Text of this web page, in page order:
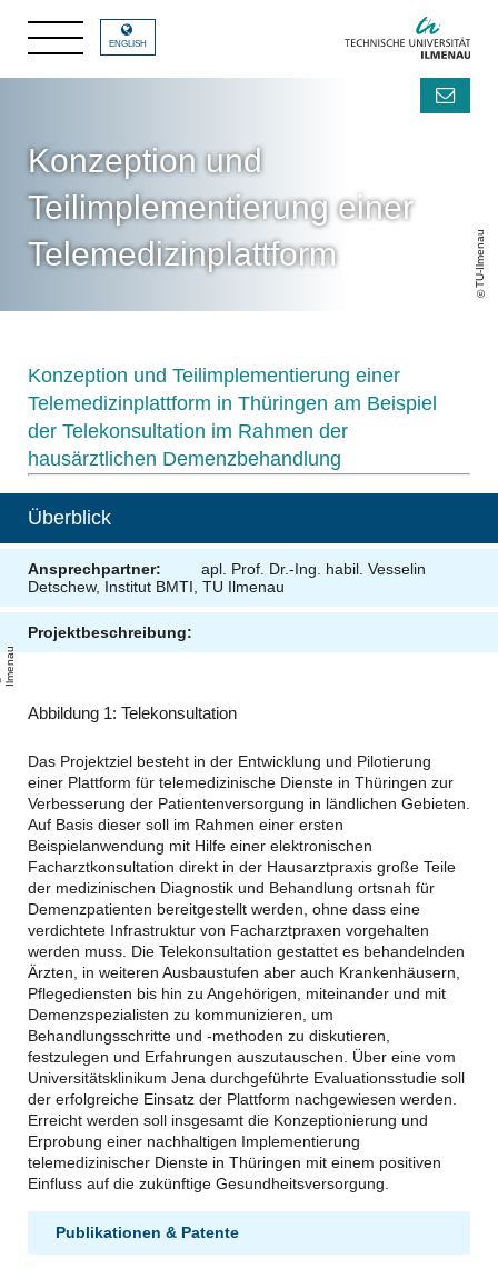
TU-Ilmenau
ENGLISH
Konzeption und
Teilimplementierung einer
Telemedizinplattform
Konzeption und Teilimplementierung einer
Telemedizinplattform in Thüringen am Beispiel
der Telekonsultation im Rahmen der
hausärztlichen Demenzbehandlung
Überblick
Ansprechpartner:
apl. Prof. Dr.-Ing. habil. Vesselin
Detschew, Institut BMTI, TU Ilmenau
Projektbeschreibung:
u
Abbildung 1: Telekonsultation
Das Projektziel besteht in der Entwicklung und Pilotierung
einer Plattform für telemedizinische Dienste in Thüringen zur
Verbesserung der Patientenversorgung in ländlichen Gebieten.
Auf Basis dieser soll im Rahmen einer ersten
Beispielanwendung mit Hilfe einer elektronischen
Facharztkonsultation direkt in der Hausarztpraxis große Teile
der medizinischen Diagnostik und Behandlung ortsnah für
Demenzpatienten bereitgestellt werden, ohne dass eine
verdichtete Infrastruktur von Facharztpraxen vorgehalten
werden muss. Die Telekonsultation gestattet es behandelnden
Ärzten, in weiteren Ausbaustufen aber auch Krankenhäusern,
Pflegediensten bis hin zu Angehörigen, miteinander und mit
Demenzspezialisten zu kommunizieren, um
Behandlungsschritte und -methoden zu diskutieren,
festzulegen und Erfahrungen auszutauschen. Über eine vom
Universitätsklinikum Jena durchgeführte Evaluationsstudie soll
der erfolgreiche Einsatz der Plattform nachgewiesen werden.
Erreicht werden soll insgesamt die Konzeptionierung und
Erprobung einer nachhaltigen Implementierung
telemedizinischer Dienste in Thüringen mit einem positiven
Einfluss auf die zukünftige Gesundheitsversorgung.
Publikationen & Patente